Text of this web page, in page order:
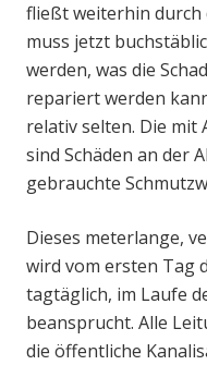
fließt weiterhin durch
muss jetzt
werden, was die
repariert werden
relativ selten. Die mit
sind Schäden an der
gebrauchte
Dieses meterlange,
wird vom ersten Tag
tagtäglich, im Laufe
beansprucht. Alle
die öffentliche